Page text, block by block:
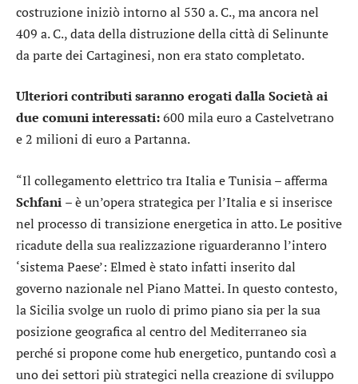
costruzione iniziò intorno al 530 a. C., ma ancora nel
409 a. C., data della distruzione della città di Selinunte
da parte dei Cartaginesi, non era stato completato.
Ulteriori contributi saranno erogati dalla Società ai
due comuni interessati:600 mila euro a Castelvetrano
e 2 milioni di euro a Partanna.
“Il collegamento elettrico tra Italia e Tunisia – afferma
Schfani – è un’opera strategica per l’Italia e si inserisce
nel processo di transizione energetica in atto. Le positive
ricadute della sua realizzazione riguarderanno l’intero
‘sistema Paese’: Elmed è stato infatti inserito dal
governo nazionale nel Piano Mattei. In questo contesto,
la Sicilia svolge un ruolo di primo piano sia per la sua
posizione geografica al centro del Mediterraneo sia
perché si propone come hub energetico, puntando così a
uno dei settori più strategici nella creazione di sviluppo